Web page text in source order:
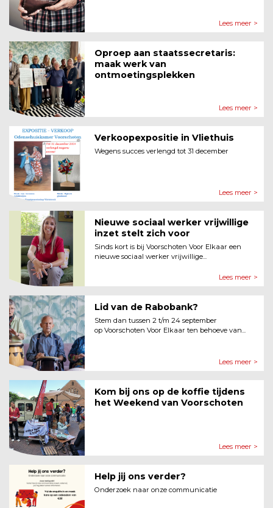
Lees meer >
Oproep aan staatssecretaris:
maak werk van
ontmoetingsplekken
Lees meer >
Verkoopexpositie in Vliethuis
Wegens succes verlengd tot 31 december
Lees meer >
Nieuwe sociaal werker vrijwillige
inzet stelt zich voor
Sinds kort is bij Voorschoten Voor Elkaar een
nieuwe sociaal werker vrijwillige...
Lees meer >
Lid van de Rabobank?
Stem dan tussen 2 t/m 24 september
op Voorschoten Voor Elkaar ten behoeve van...
Lees meer >
Kom bij ons op de koffie tijdens
het Weekend van Voorschoten
Lees meer >
Help jij ons verder?
Onderzoek naar onze communicatie